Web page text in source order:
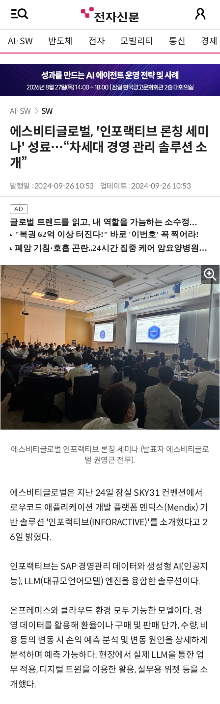
AI·SW 반도체 전자 모빌리티 통신 경제
AI·SW SW
에스비티글로벌, '인포랙티브 론칭 세미
나' 성료…“차세대 경영 관리 솔루션 소
개”
발행일 : 2024-09-26 10:53 업데이트 : 2024-09-26 10:53
글로벌 트렌드를 읽고, 내 역할을 가늠하는 소수정예 실습 워크숍 (8/28 신논현역)
에스비티글로벌 인포랙티브 론칭 세미나.(발표자 에스비티글로
벌 권영근 전무).
에스비티글로벌은 지난 24일 잠실 SKY31 컨벤션에서
로우코드 애플리케이션 개발 플랫폼 멘딕스(Mendix) 기
반 솔루션 '인포랙티브(INFORACTIVE)'를 소개했다고 2
6일 밝혔다.
인포랙티브는 SAP 경영관리 데이터와 생성형 AI(인공지
능), LLM(대규모언어모델) 엔진을 융합한 솔루션이다.
온프레미스와 클라우드 환경 모두 가능한 모델이다. 경
영 데이터를 활용해 환율이나 구매 및 판매 단가, 수량, 비
용 등의 변동 시 손익 예측 분석 및 변동 원인을 상세하게
분석하며 예측 가능하다. 현장에서 실제 LLM을 통한 업
무 적용, 디지털 트윈을 이용한 활용, 실무용 위젯 등을 소
개했다.